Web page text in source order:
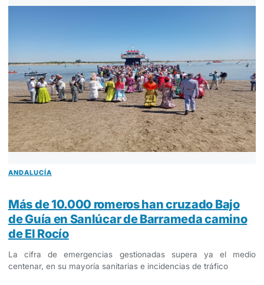
ANDALUCÍA
Más de 10.000 romeros han cruzado Bajo
de Guía en Sanlúcar de Barrameda camino
de El Rocío
La cifra de emergencias gestionadas supera ya el medio
centenar, en su mayoría sanitarias e incidencias de tráfico